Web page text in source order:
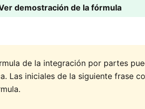
demostración de la fórmula
de la integración por partes
Las iniciales de la siguiente frase